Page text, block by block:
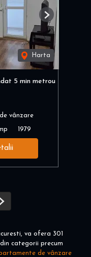
Harta
Next
5 min metrou
vânzare
1979
Pagina următoare
va ofera 301
categorii precum
de vânzare